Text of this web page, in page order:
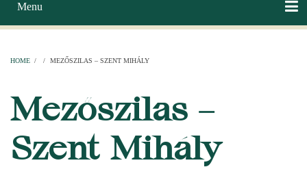
Main
navigation
Menu
HOME / / MEZŐSZILAS – SZENT MIHÁLY
Mezőszilas –
Szent Mihály